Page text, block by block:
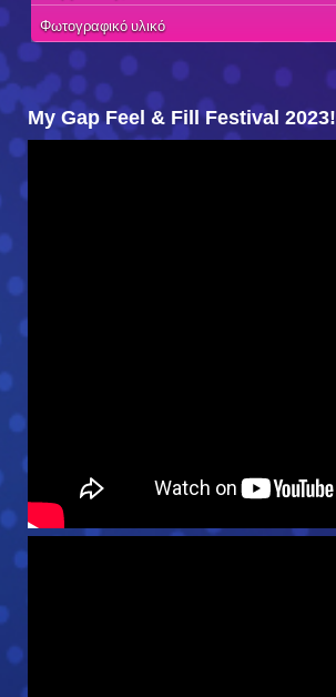
Φωτογραφικό υλικό
My Gap Feel & Fill Festival 2023!